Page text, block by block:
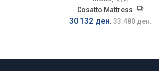
Cosatto Mattress
30.132 ден. 33.480 ден.